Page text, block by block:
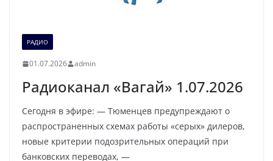
РАДИО
01.07.2026 admin
Радиоканал «Вагай» 1.07.2026
Сегодня в эфире: — Тюменцев предупреждают о
распространенных схемах работы «серых» дилеров,
новые критерии подозрительных операций при
банковских переводах, —